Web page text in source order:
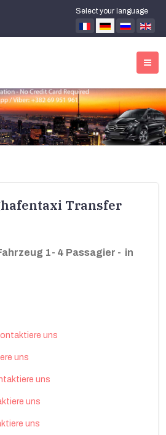
Select your language
Transfer
1- 4 Passagier - in
uns
uns
uns
uns
uns